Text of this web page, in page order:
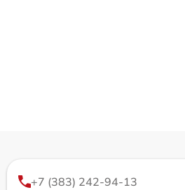
+7 (383) 242-94-13